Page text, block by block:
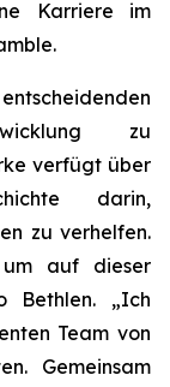
Karriere im
zu
verfügt über
darin,
zu verhelfen.
auf dieser
Bethlen. „Ich
Team von
Gemeinsam